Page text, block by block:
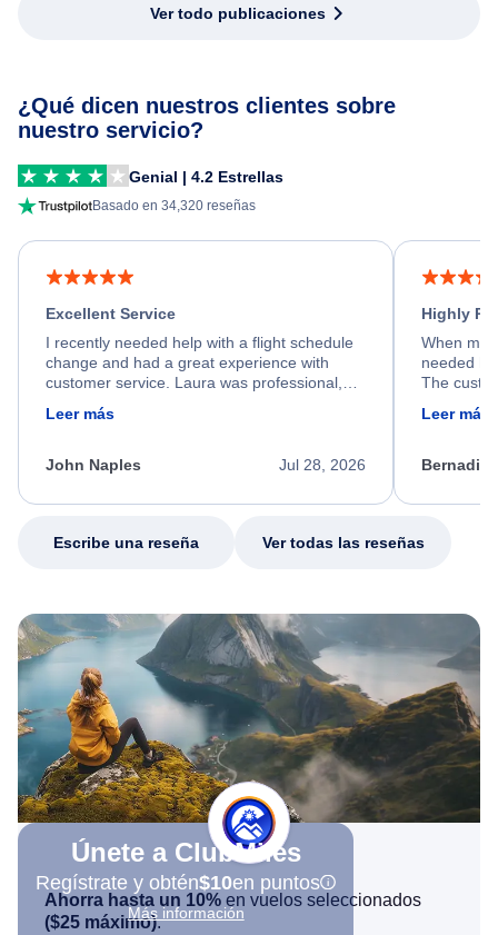
Ver todo publicaciones
¿Qué dicen nuestros clientes sobre
nuestro servicio?
Genial | 4.2 Estrellas
Basado en 34,320 reseñas
Excellent Service
I recently needed help with a flight schedule
change and had a great experience with
customer service. Laura was professional,
friendly, and very helpful throughout the
process. She quickly found a solution and
appreciate her excellent service.
Leer más
Jul 28, 2026
John Naples
Highly
When my
needed
The
calm,
my issue.
Leer más
Escribe una reseña Ver todas las reseñas
Únete a ClubMiles
Regístrate y obtén$10en puntos
Más información
Ahorra hasta un 10% en vuelos seleccionados
($25 máximo).